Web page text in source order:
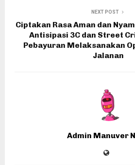
NEXT POST
Ciptakan Rasa Aman dan
Antisipasi 3C dan Street
Pebayuran Melaksanakan
Jalanan
Admin Manuver